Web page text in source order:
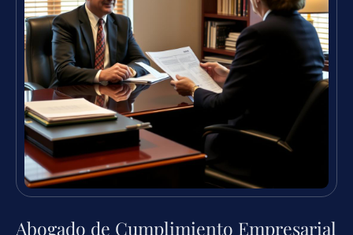
Abogado de Cumplimiento Empresarial